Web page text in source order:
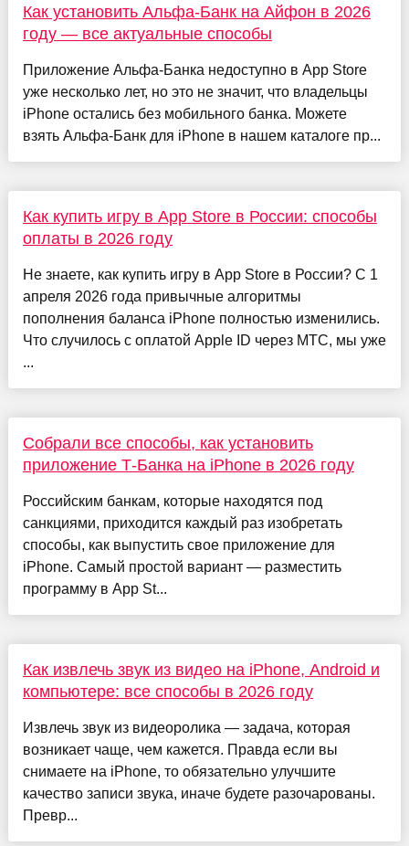
Как установить Альфа-Банк на Айфон в 2026
году — все актуальные способы
Приложение Альфа-Банка недоступно в App Store
уже несколько лет, но это не значит, что владельцы
iPhone остались без мобильного банка. Можете
взять Альфа-Банк для iPhone в нашем каталоге пр...
Как купить игру в App Store в России: способы
оплаты в 2026 году
Не знаете, как купить игру в App Store в России? С 1
апреля 2026 года привычные алгоритмы
пополнения баланса iPhone полностью изменились.
Что случилось с оплатой Apple ID через МТС, мы уже
...
Собрали все способы, как установить
приложение Т-Банка на iPhone в 2026 году
Российским банкам, которые находятся под
санкциями, приходится каждый раз изобретать
способы, как выпустить свое приложение для
iPhone. Самый простой вариант — разместить
программу в App St...
Как извлечь звук из видео на iPhone, Android и
компьютере: все способы в 2026 году
Извлечь звук из видеоролика — задача, которая
возникает чаще, чем кажется. Правда если вы
снимаете на iPhone, то обязательно улучшите
качество записи звука, иначе будете разочарованы.
Превр...